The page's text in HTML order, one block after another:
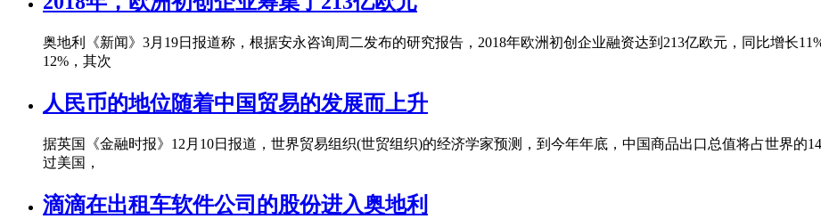
奥地利《新闻》3月19日报道称，根据安永咨询周二发布的研究报告，2018年欧洲初创企业融资达到213亿欧元，同比增长
12%，其次
人民币的地位随着中国贸易的发展而上升
据英国《金融时报》12月10日报道，世界贸易组织(世贸组织)的经济学家预测，到今年年底，中国商品出口总值将占世界的
过美国，
滴滴在出租车软件公司的股份进入奥地利